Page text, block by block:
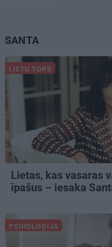
SANTA
LIETU TOPS
Lietas, kas vasaras
īpašus – iesaka
PSIHOLOĢIJA